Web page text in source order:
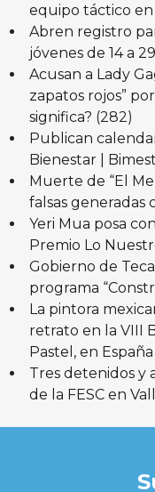
equipo táctico en
Abren registro
jóvenes de 14 a
Acusan a Lady
zapatos rojos”
significa? (282)
Publican
Bienestar |
Muerte de “El
falsas generadas
Yeri Mua posa
Premio Lo
Gobierno de
programa
La pintora
retrato en la VIII
Pastel, en España
Tres detenidos y
de la FESC en